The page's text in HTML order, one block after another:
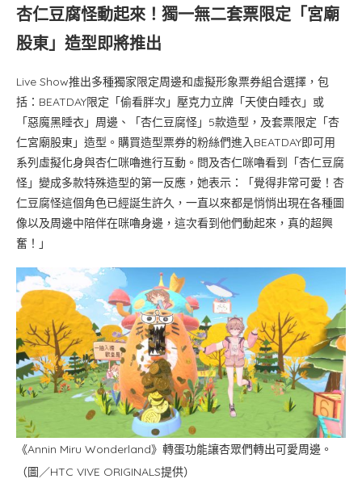
杏仁豆腐怪動起來！獨一無二套票限定「宮廟
股東」造型即將推出
Live Show推出多種獨家限定周邊和虛擬形象票券組合選擇，包
括：BEATDAY限定「偷看胖次」壓克力立牌「天使白睡衣」或
「惡魔黑睡衣」周邊、「杏仁豆腐怪」5款造型，及套票限定「杏
仁宮廟股東」造型。購買造型票券的粉絲們進入BEATDAY即可用
系列虛擬化身與杏仁咪嚕進行互動。問及杏仁咪嚕看到「杏仁豆腐
怪」變成多款特殊造型的第一反應，她表示：「覺得非常可愛！杏
仁豆腐怪這個角色已經誕生許久，一直以來都是悄悄出現在各種圖
像以及周邊中陪伴在咪嚕身邊，這次看到他們動起來，真的超興
奮！」
《Annin Miru Wonderland》轉蛋功能讓杏眾們轉出可愛周邊。
（圖／HTC VIVE ORIGINALS提供）